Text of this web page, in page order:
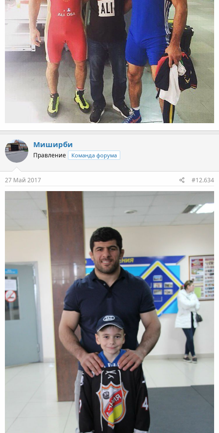
Миширби
Правление Команда форума
27 Май 2017 #12.634